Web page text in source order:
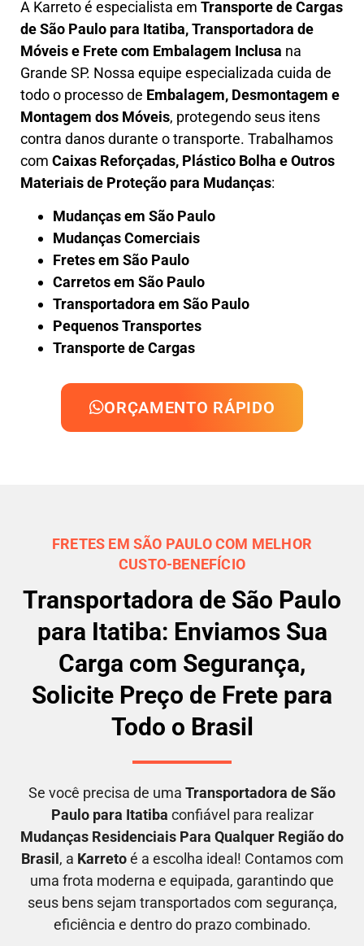
A Karretoé especialista em Transporte de Cargas
de São Paulo para Itatiba,Transportadora de
Móveis e Frete com Embalagem Inclusa na
Grande SP. Nossa equipe especializada cuida de
todo o processo de Embalagem, Desmontagem e
Montagem dos Móveis, protegendo seus itens
contra danos durante o transporte. Trabalhamos
com Caixas Reforçadas, Plástico Bolha e Outros
Materiais de Proteção para Mudanças:
Mudanças em São Paulo
Mudanças Comerciais
Fretes em São Paulo
Carretos em São Paulo
Transportadora em São Paulo
Pequenos Transportes
Transporte de Cargas
ORÇAMENTO RÁPIDO
FRETES EM SÃO PAULO COM MELHOR
CUSTO-BENEFÍCIO
Transportadora de São Paulo
para Itatiba: Enviamos Sua
Carga com Segurança,
Solicite Preço de Frete para
Todo o Brasil
Se você precisa de uma Transportadora de São
Paulo para Itatiba confiável para realizar
Mudanças Residenciais Para Qualquer Região do
Brasil , a Karretoé a escolha ideal! Contamos com
uma frota moderna e equipada, garantindo que
seus bens sejam transportados com segurança,
eficiência e dentro do prazo combinado.